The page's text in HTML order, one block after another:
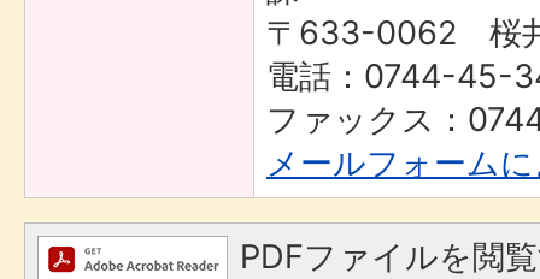
〒633-0062 桜
電話：0744-45-
ファックス：
メールフォーム
PDFファイルを閲